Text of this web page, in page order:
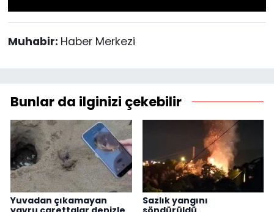
Muhabir: Haber Merkezi
Bunlar da ilginizi çekebilir
Yuvadan çıkamayan
Sazlık yangını